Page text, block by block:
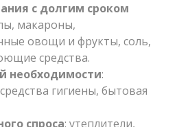
с долгим сроком
макароны,
овощи и фрукты, соль,
средства.
необходимости:
гигиены, бытовая
спроса: утеплители,